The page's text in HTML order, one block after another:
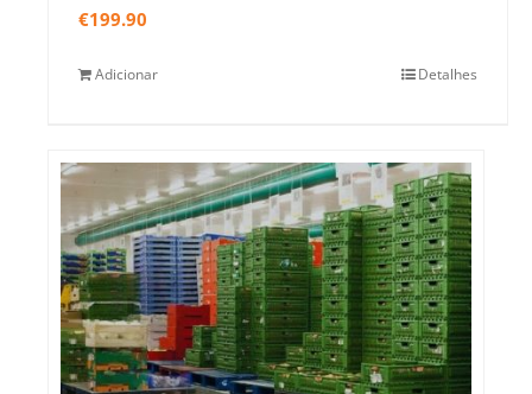
€199.90
Adicionar Detalhes